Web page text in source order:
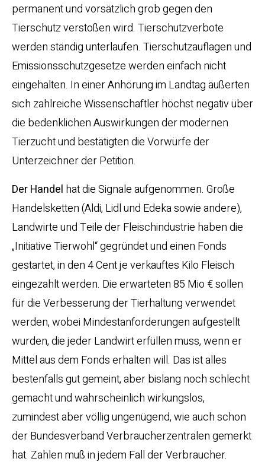
permanent und vorsätzlich grob gegen den
Tierschutz verstoßen wird. Tierschutzverbote
werden ständig unterlaufen. Tierschutzauflagen und
Emissionsschutzgesetze werden einfach nicht
eingehalten. In einer Anhörung im Landtag äußerten
sich zahlreiche Wissenschaftler höchst negativ über
die bedenklichen Auswirkungen der modernen
Tierzucht und bestätigten die Vorwürfe der
Unterzeichner der Petition.
DerHandel hat die Signale aufgenommen. Große
Handelsketten (Aldi, Lidl und Edeka sowie andere),
Landwirte und Teile der Fleischindustrie haben die
„Initiative Tierwohl“ gegründet und einen Fonds
gestartet, in den 4 Cent je verkauftes Kilo Fleisch
eingezahlt werden. Die erwarteten 85 Mio € sollen
für die Verbesserung der Tierhaltung verwendet
werden, wobei Mindestanforderungen aufgestellt
wurden, die jeder Landwirt erfüllen muss, wenn er
Mittel aus dem Fonds erhalten will. Das ist alles
bestenfalls gut gemeint, aber bislang noch schlecht
gemacht und wahrscheinlich wirkungslos,
zumindest aber völlig ungenügend, wie auch schon
der Bundesverband Verbraucherzentralen gemerkt
hat. Zahlen muß in jedem Fall der Verbraucher.